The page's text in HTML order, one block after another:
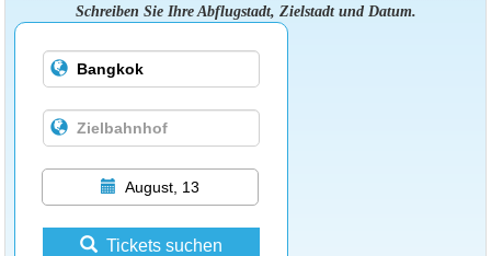
Schreiben Sie Ihre Abflugstadt, Zielstadt und Datum.
August, 13
Tickets suchen